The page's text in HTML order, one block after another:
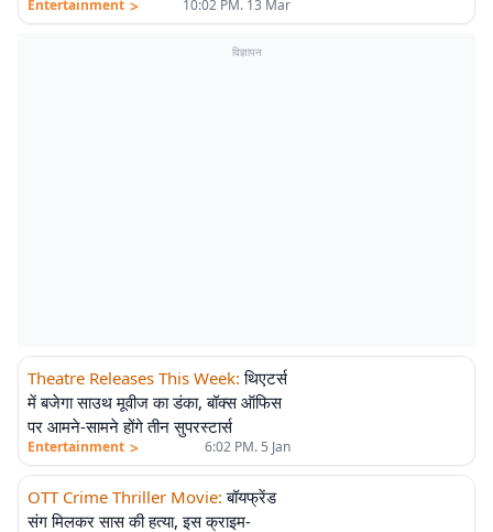
Entertainment > 10:02 PM. 13 Mar
विज्ञापन
Theatre Releases This Week: थिएटर्स
में बजेगा साउथ मूवीज का डंका, बॉक्स ऑफिस
पर आमने-सामने होंगे तीन सुपरस्टार्स
Entertainment > 6:02 PM. 5 Jan
OTT Crime Thriller Movie: बॉयफ्रेंड
संग मिलकर सास की हत्या, इस क्राइम-